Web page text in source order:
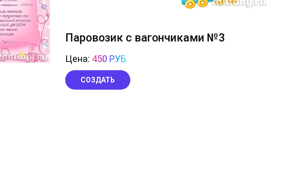
Паровозик с вагончиками №3
Цена: 450 РУБ.
СОЗДАТЬ